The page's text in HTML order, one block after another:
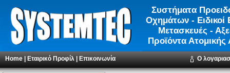
Συστήματα
Οχημάτων - Ειδικοί
Μετασκευές -
Προϊόντα Ατομικής
Home|Εταιρικό Προφίλ|Επικοινωνία Ο